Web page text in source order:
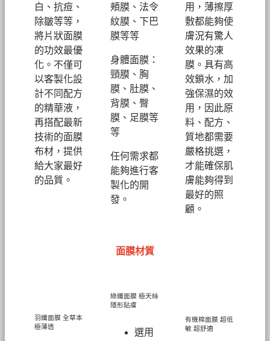
白、抗痘、
除皺等等，
將片狀面膜
的功效最優
化。不僅可
以客製化設
計不同配方
的精華液，
再搭配最新
技術的面膜
布材，提供
給大家最好
的品質。
頰膜、法令
紋膜、下巴
膜等等
身體面膜：
頸膜、胸
膜、肚膜、
背膜、臀
膜、足膜等
等
任何需求都
能夠進行客
製化的開
發。
用，薄擦厚
敷都能夠使
膚況有驚人
效果的凍
膜。具有高
效鎖水，加
強保濕的效
用，因此原
料、配方、
質地都需要
嚴格挑選，
才能確保肌
膚能夠得到
最好的照
顧。
面膜材質
羽纖面膜 全草本
極薄透
綠纖面膜 極天絲
隱形貼膚
選用
有機棉面膜 超低
敏 超舒適